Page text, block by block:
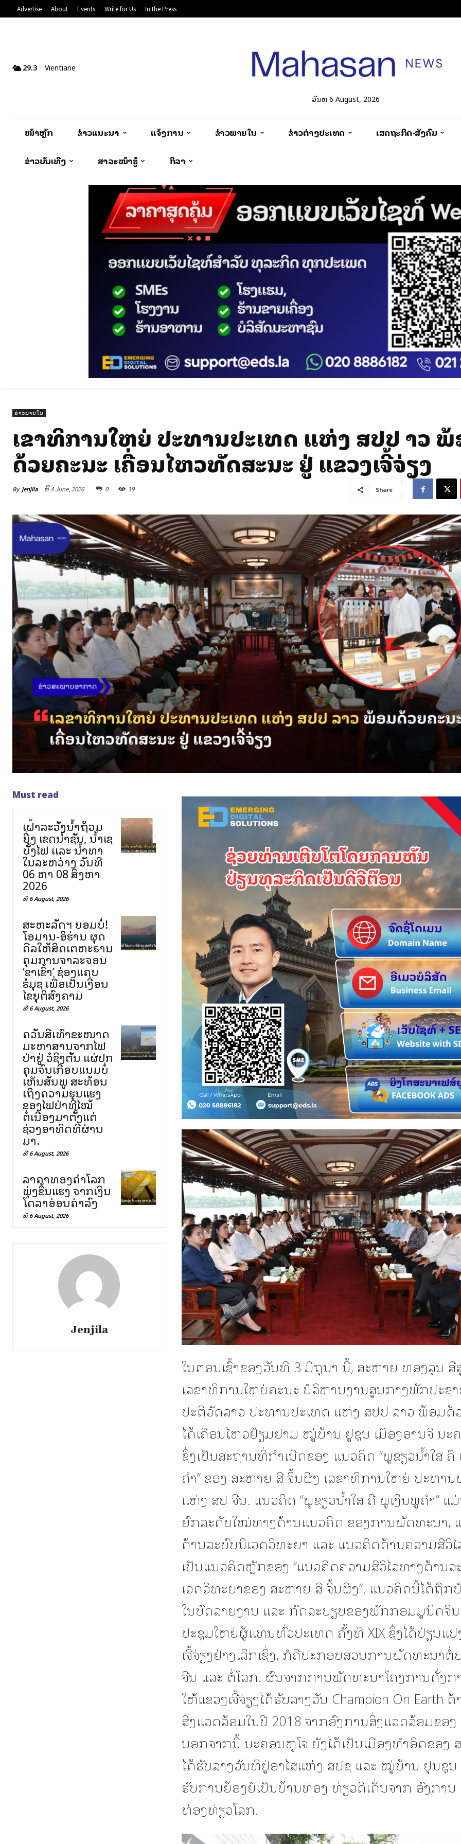
Advertise About Events Write for Us In the Press
29.3 C Vientiane
ວັນທີ 6 August, 2026
ໜ້າຫຼັກ ຂ່າວແນະນຳ ແຈ້ງການ ຂ່າວພາຍໃນ ຂ່າວຕ່າງປະເທດ ເສດຖະກິດ-ສັງຄົມ
ຂ່າວບັນເທີງ ສາລະໜ້າຮູ້ ກິລາ
ຂ່າວພາຍໃນ
ເລຂາທິການໃຫຍ່ ປະທານປະເທດ ແຫ່ງ ສປປ ລາວ
ດ້ວຍຄະນະ ເຄື່ອນໄຫວທັດສະນະ ຢູ່ ແຂວງເຈີ້ຈ່ຽງ
By Jenjila ທີ 4 June, 2026 0 19 Share
Must read
ເຝົ້າລະວັງນໍ້າຖ້ວມ
ຍື່ງ ເຂດນໍ້າຊັນ, ນໍ້າເຊ
ບັັ້ງໄຟ ເເລະ ນໍ້າທາ
ໃນລະຫວ່າງ ວັນທີ
06 ຫາ 08 ສິງຫາ
2026
ທີ 6 August, 2026
ສະຫະລັດฯ ຍອມບໍ່!
ໂອມານ-ອິຮ່ານ ຜຸດ
ດີລໃຫ້ສິດເຕຫະຣານ
ຄຸມການຈາລະຈອນ
‘ຂາເຂົ້າ’ ຊ່ອງແຄບ
ຮໍມຸຊ ເພື່ອເປັນເງື່ອນ
ໄຂຍຸຕິສົງຄາມ
ທີ 6 August, 2026
ຄວັນສີເທົາຂະໜາດ
ມະຫາສານຈາກໄຟ
ປ່າຢູ່ ວໍຊິງຕັນ ແຜ່ປົກ
ຄຸມຈົນເກືອບແນມບໍ່
ເຫັນສັນພູ ສະທ້ອນ
ເຖິງຄວາມຮຸນແຮງ
ຂອງໄຟປ່າທີ່ໄໝ້
ຕໍ່ເນື່ອງມາຕັ້ງແຕ່
ຊ່ວງອາທິດທີ່ຜ່ານ
ມາ.
ທີ 6 August, 2026
ລາຄາທອງຄຳໂລກ
ພຸ່ງຂຶ້ນແຮງ ຈາກເງິນ
ໂດລາອ່ອນຄ່າລົງ
ທີ 6 August, 2026
Jenjila
ໃນຕອນເຊົ້າຂອງວັນທີ 3 ມິຖຸນາ ນີ້, ສະຫາຍ ທອງລຸນ ສີ
ເລຂາທິການໃຫຍ່ຄະນະ ບໍລິຫານງານສູນກາງພັກປະຊ
ປະຕິວັດລາວ ປະທານປະເທດ ແຫ່ງ ສປປ ລາວ ພ້ອມດ້
ໄດ້ເຄື່ອນໄຫວຢ້ຽມຢາມ ໝູ່ບ້ານ ຢູຊຸນ ເມືອງອານຈີ ນະ
ຊຶ່ງເປັນສະຖານທີ່ກໍາເນີດຂອງ ແນວຄິດ “ພູຂຽວນໍ້າໃສ
ຄໍາ” ຂອງ ສະຫາຍ ສີ ຈິ້ນຜິງ ເລຂາທິການໃຫຍ່ ປະທານ
ແຫ່ງ ສປ ຈີນ. ແນວຄິດ “ພູຂຽວນໍ້າໃສ ຄື ພູເງິນພູຄໍາ” ແ
ຍົກລະດັບໃໝ່ທາງດ້ານແນວຄິດ ຂອງການພັດທະນາ,
ດ້ານລະບົບນິເວດວິທະຍາ ແລະ ແນວຄິດດ້ານຄວາມສີວິໄ
ເປັນແນວຄິດຫຼັກຂອງ “ແນວຄິດຄວາມສີວິໄລທາງດ້ານ
ເວດວິທະຍາຂອງ ສະຫາຍ ສີ ຈິ້ນຜິງ”. ແນວຄິດນີ້ໄດ້ຖືກ
ໃນບົດລາຍງານ ແລະ ກົດລະບຽບຂອງພັກກອມມູນິດຈີ
ປະຊຸມໃຫຍ່ຜູ້ແທນທົ່ວປະເທດ ຄັ້ງທີ XIX ຊຶ່ງໄດ້ປ່ຽນແປ
ເຈີ້ຈ່ຽງຢ່າງເລິກເຊິ່ງ, ກໍຄືປະກອບສ່ວນການພັດທະນາຕໍ່
ຈີນ ແລະ ຕໍ່ໂລກ. ຜົນຈາກການພັດທະນາໂຄງການດັ່ງກ່
ໃຫ້ແຂວງເຈີ້ຈ່ຽງໄດ້ຮັບລາງວັນ Champion On Earth
ສິ່ງແວດລ້ອມໃນປີ 2018 ຈາກອົງການສິ່ງແວດລ້ອມຂອງ
ນອກຈາກນີ້ ນະຄອນຫູໂຈ ຍັງໄດ້ເປັນເມືອງທໍາອິດຂອງ
ໄດ້ຮັບລາງວັນທີ່ຢູ່ອາໄສແຫ່ງ ສປຊ ແລະ ໝູ່ບ້ານ ຢຸນຊຸນ
ຮັບການຍ້ອງຍໍເປັນບ້ານທ່ອງ ທ່ຽວດີເດັ່ນຈາກ ອົງການ
ທ່ອງທ່ຽວໂລກ.